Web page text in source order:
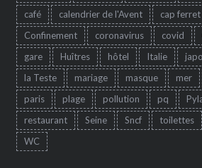
café
calendrier de l'Avent cap ferret
Confinement
coronavirus covid
gare
Huîtres hôtel Italie
la Teste
mariage masque mer
paris
plage pollution pq
restaurant
Seine Sncf toilettes
WC